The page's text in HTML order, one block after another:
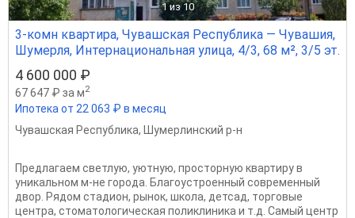
1 из 10
3-комн квартира, Чувашская Республика — Чувашия,
Шумерля, Интернациональная улица, 4/3, 68 м², 3/5 эт.
4 600 000 ₽
67 647 ₽ за м2
Ипотека от 22 063 ₽ в месяц
Чувашская Республика, Шумерлинский р-н
Предлагаем светлую, уютную, просторную квартиру в
уникальном м-не города. Благоустроенный современный
двор. Рядом стадион, рынок, школа, детсад, торговые
центра, стоматологическая поликлиника и т.д. Самый центр